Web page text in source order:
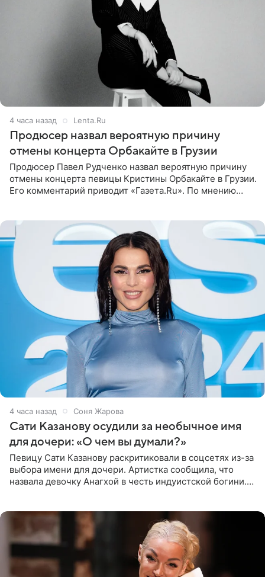
4 часа назад Lenta.Ru
Продюсер назвал вероятную причину
отмены концерта Орбакайте в Грузии
Продюсер Павел Рудченко назвал вероятную причину
отмены концерта певицы Кристины Орбакайте в Грузии.
Его комментарий приводит «Газета.Ru». По мнению
4 часа назад Соня Жарова
Сати Казанову осудили за необычное имя
для дочери: «О чем вы думали?»
Певицу Сати Казанову раскритиковали в соцсетях из-за
выбора имени для дочери. Артистка сообщила, что
назвала девочку Анагхой в честь индуистской богини.